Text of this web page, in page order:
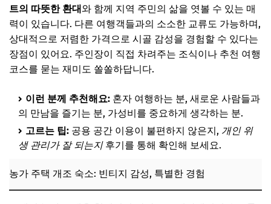
트의 따뜻한 환대와 함께 지역 주민의 삶을 엿볼 수 있는 매
력이 있습니다. 다른 여행객들과의 소소한 교류도 가능하며,
상대적으로 저렴한 가격으로 시골 감성을 경험할 수 있다는
장점이 있어요. 주인장이 직접 차려주는 조식이나 추천 여행
코스를 묻는 재미도 쏠쏠하답니다.
이런 분께 추천해요: 혼자 여행하는 분, 새로운 사람들과
의 만남을 즐기는 분, 가성비를 중요하게 생각하는 분.
고르는 팁: 공용 공간 이용이 불편하지 않은지, 개인 위
생 관리가 잘 되는지후기를 통해 확인해 보세요.
농가 주택 개조 숙소: 빈티지 감성, 특별한 경험